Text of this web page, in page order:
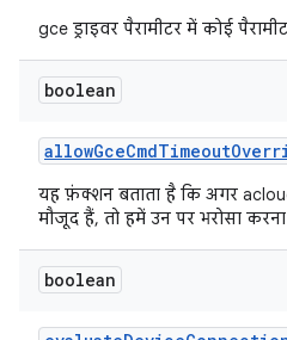
gce ड्राइवर पैरामीटर में कोई
boolean
allowGceCmdTimeout
यह फ़ंक्शन बताता है कि अगर
मौजूद हैं, तो हमें उन पर भरोसा करना
boolean